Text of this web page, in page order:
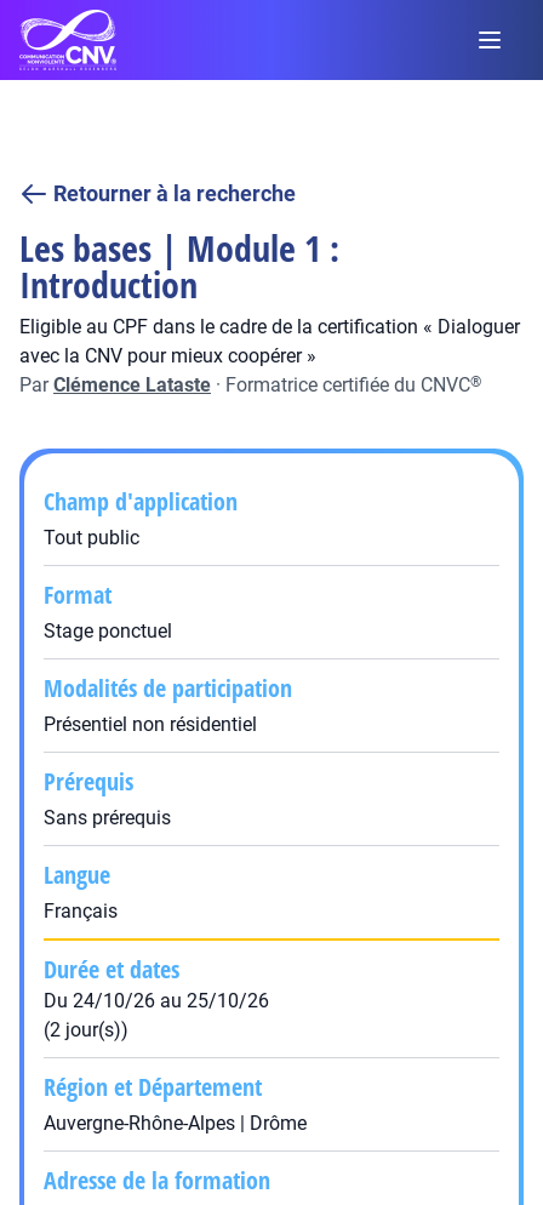
Retourner à la recherche
Les bases | Module 1 :
Introduction
Eligible au CPF dans le cadre de la certification « Dialoguer
avec la CNV pour mieux coopérer »
ParClémence Lataste · Formatrice certifiée du CNVC®
Champ d'application
Tout public
Format
Stage ponctuel
Modalités de participation
Présentiel non résidentiel
Prérequis
Sans prérequis
Langue
Français
Durée et dates
Du 24/10/26 au 25/10/26
(2 jour(s))
Région et Département
Auvergne-Rhône-Alpes | Drôme
Adresse de la formation